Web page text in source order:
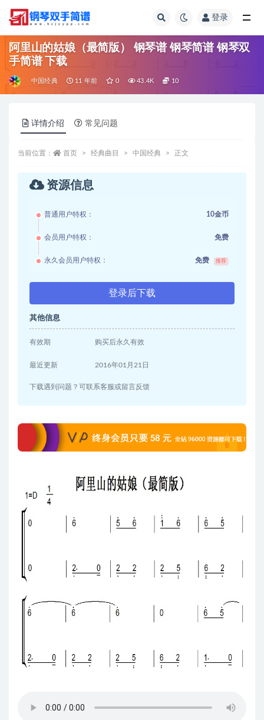
登录
阿里山的姑娘（最简版） 钢琴谱 钢琴简谱 钢琴双
手简谱 下载
中国经典 11 年前 0 43.4K 10
详情介绍 常见问题
当前位置： 首页 经典曲目 中国经典 正文
资源信息
普通用户特权： 10金币
会员用户特权： 免费
永久会员用户特权： 免费 推荐
登录后下载
其他信息
有效期 购买后永久有效
最近更新 2016年01月21日
下载遇到问题？可联系客服或留言反馈